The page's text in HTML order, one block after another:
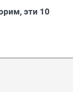
эти 10